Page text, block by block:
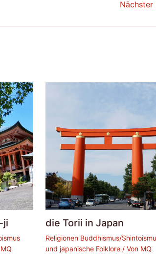
Nächster
ji
MQ
die Torii in Japan
Religionen Buddhismus/
und japanische Folklore/ Von MQ